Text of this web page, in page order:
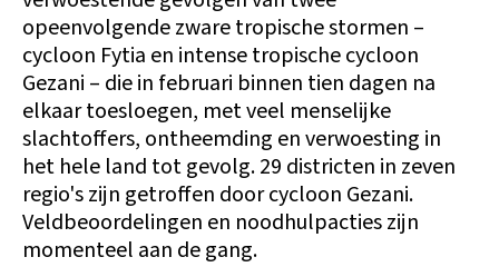
opeenvolgende zware tropische stormen –
cycloon Fytia en intense tropische cycloon
Gezani – die in februari binnen tien dagen na
elkaar toesloegen, met veel menselijke
slachtoffers, ontheemding en verwoesting in
het hele land tot gevolg. 29 districten in zeven
regio's zijn getroffen door cycloon Gezani.
Veldbeoordelingen en noodhulpacties zijn
momenteel aan de gang.